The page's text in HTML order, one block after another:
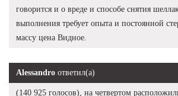
говорится и о вреде и способе снятия
выполнения требует опыта и постоянной
массу цена Видное.
Alessandro ответил(а)
(140 925 голосов), на четвертом